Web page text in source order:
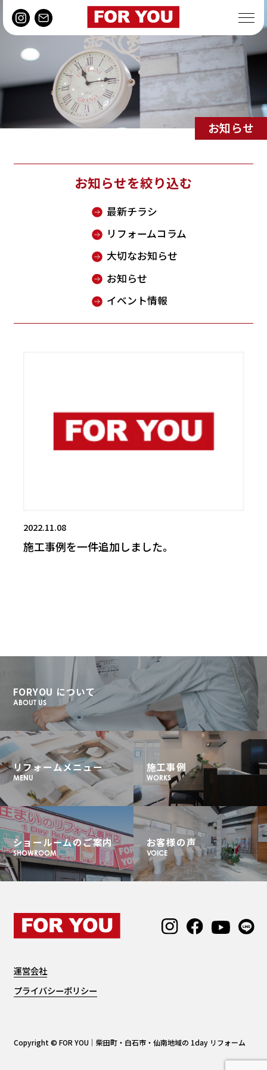
お知らせ
お知らせを絞り込む
最新チラシ
リフォームコラム
大切なお知らせ
お知らせ
イベント情報
2022.11.08
施工事例を一件追加しました。
FORYOU について
ABOUT US
リフォームメニュー
MENU
施工事例
WORKS
ショールームのご案内
SHOWROOM
お客様の声
VOICE
運営会社
プライバシーポリシー
Copyright © FOR YOU｜柴田町・白石市・仙南地域の 1day リフォーム